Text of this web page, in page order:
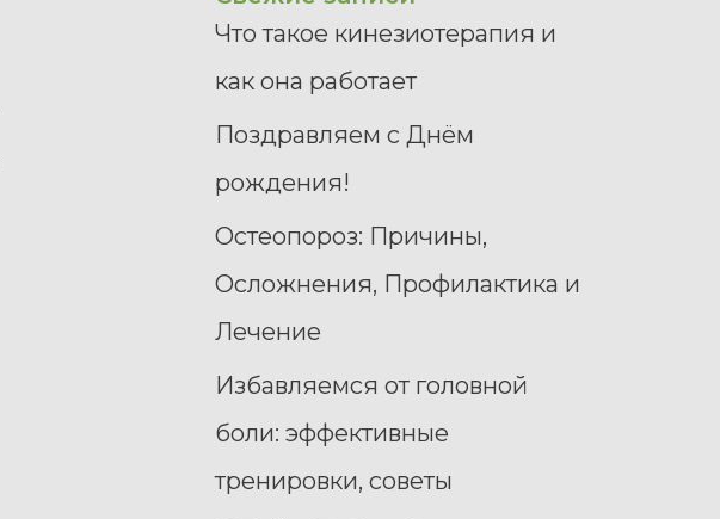
Что такое кинезиотерапия и
как она работает
Поздравляем с Днём
рождения!
Остеопороз: Причины,
Осложнения, Профилактика и
Лечение
Избавляемся от головной
боли: эффективные
тренировки, советы